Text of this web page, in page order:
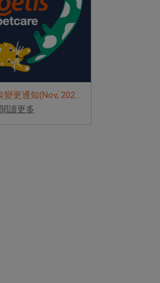
寵愛七號包裝變更通知(Nov, 2022)
閱讀更多